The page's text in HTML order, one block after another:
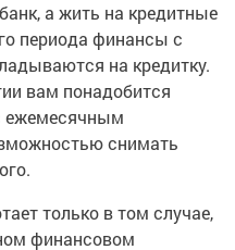
а жить на кредитные
периода финансы с
на кредитку.
вам понадобится
ежемесячным
снимать
только в том случае,
финансовом